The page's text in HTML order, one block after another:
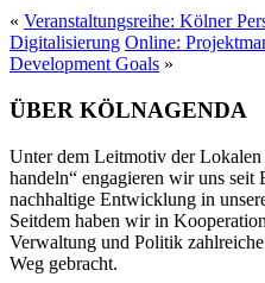
« Veranstaltungsreihe: Kölner
Digitalisierung Online:
Development Goals »
ÜBER KÖLNAGENDA
Unter dem Leitmotiv der
handeln“ engagieren wir uns seit
nachhaltige Entwicklung in
Seitdem haben wir in
Verwaltung und Politik
Weg gebracht.